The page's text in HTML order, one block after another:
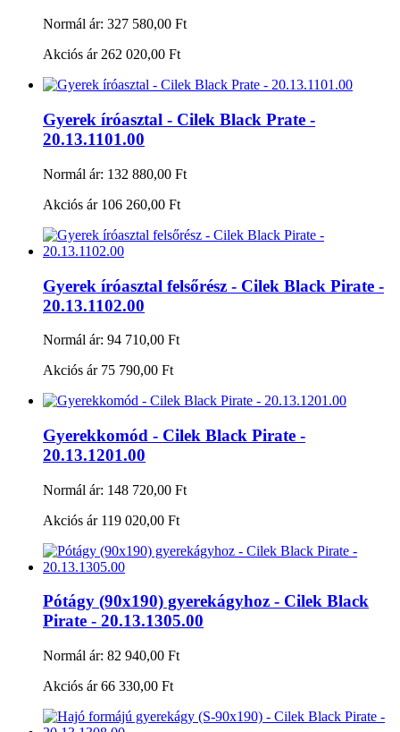
Normál ár: 327 580,00 Ft
Akciós ár 262 020,00 Ft
Gyerek íróasztal - Cilek Black Prate -
20.13.1101.00
Normál ár: 132 880,00 Ft
Akciós ár 106 260,00 Ft
Gyerek íróasztal felsőrész - Cilek Black Pirate -
20.13.1102.00
Normál ár: 94 710,00 Ft
Akciós ár 75 790,00 Ft
Gyerekkomód - Cilek Black Pirate -
20.13.1201.00
Normál ár: 148 720,00 Ft
Akciós ár 119 020,00 Ft
Pótágy (90x190) gyerekágyhoz - Cilek Black
Pirate - 20.13.1305.00
Normál ár: 82 940,00 Ft
Akciós ár 66 330,00 Ft